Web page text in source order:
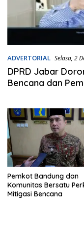
ADVERTORIAL Selasa, 2
DPRD Jabar
Bencana dan
Pemkot Bandung dan
Komunitas Bersatu
Mitigasi Bencana